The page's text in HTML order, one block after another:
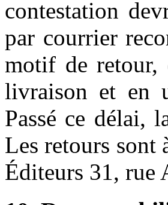
contestation
par courrier
motif de retour,
livraison et en
Passé ce délai,
Les retours sont
Éditeurs 31, rue